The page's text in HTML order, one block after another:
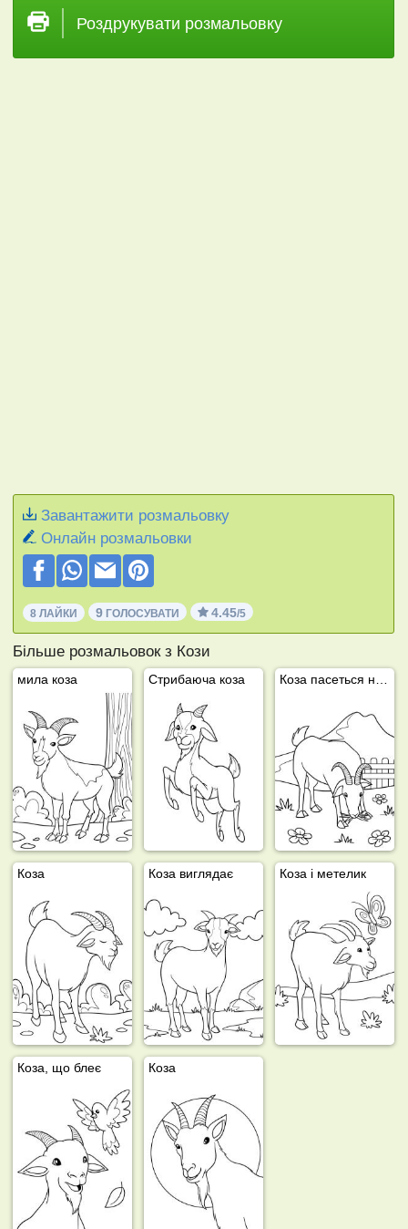
Роздрукувати розмальовку
Завантажити розмальовку
Онлайн розмальовки
8 ЛАЙКИ 9 ГОЛОСУВАТИ 4.45/5
Більше розмальовок з Кози
мила коза Стрибаюча коза
Коза Коза виглядає Коза і метелик
Коза, що блеє Коза